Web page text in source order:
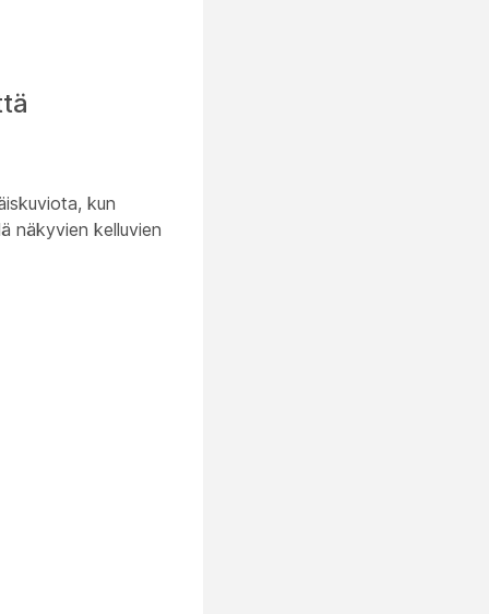
kun
näkyvien kelluvien